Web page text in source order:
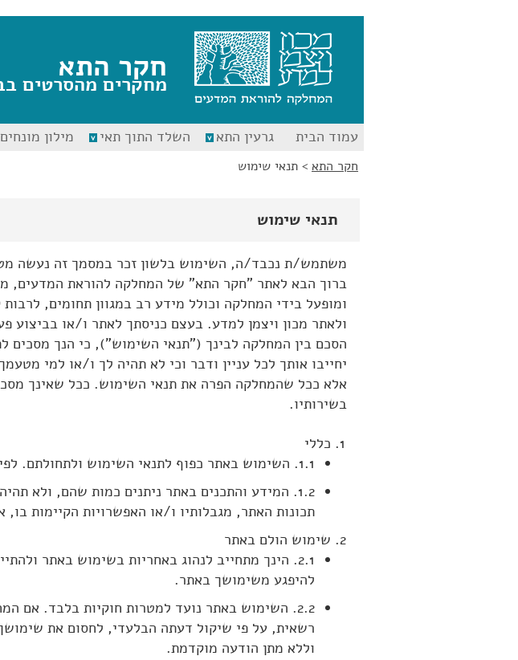
חקר התא
מחקרים מהסרטים
עמוד הבית גרעין התא השלד התוך תאי מילון מונחים
חקר התא > תנאי שימוש
תנאי שימוש
משתמש/ת נכבד/ה, השימוש בלשון זכר במסמך זה נעשה
ברוך הבא לאתר "חקר התא" של המחלקה להוראת המדעים,
ומופעל בידי המחלקה וכולל מידע רב במגוון תחומים,
ולאתר מכון ויצמן למדע. בעצם כניסתך לאתר ו/או בביצוע
הסכם בין המחלקה לבינך ("תנאי השימוש"), כי הנך מסכים
יחייבו אותך לכל עניין ודבר וכי לא תהיה לך ו/או למי
אלא ככל שהמחלקה הפרה את תנאי השימוש. ככל שאינך
בשירותיו.
כללי
1.1. השימוש באתר כפוף לתנאי השימוש ולתחולתם. לפיכך, הנך מתבקש לקרוא את תנאי השימוש בקפידה ולפעול על פיהם.
1.2. המידע והתכנים באתר ניתנים כמות שהם, ולא
תכונות האתר, מגבלותיו ו/או האפשרויות הקיימות
שימוש הולם באתר
2.1. הינך מתחייב לנהוג באחריות בשימוש באתר
להיפגע משימושך באתר.
2.2. השימוש באתר נועד למטרות חוקיות בלבד. אם
רשאית, על פי שיקול דעתה הבלעדי, לחסום את
וללא מתן הודעה מוקדמת.